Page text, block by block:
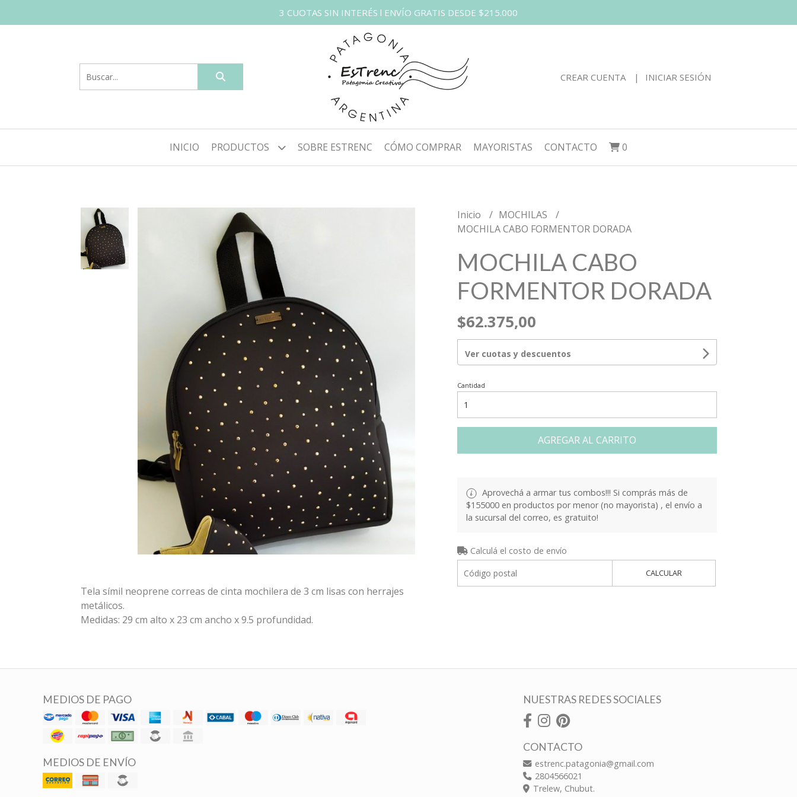
3 CUOTAS SIN INTERÉS l ENVÍO GRATIS DESDE $215.000
CREAR CUENTA INICIAR SESIÓN
INICIO PRODUCTOS SOBRE ESTRENC CÓMO COMPRAR MAYORISTAS CONTACTO 0
Tela símil neoprene correas de cinta mochilera de 3 cm lisas con herrajes
metálicos.
Medidas: 29 cm alto x 23 cm ancho x 9.5 profundidad.
Inicio
MOCHILAS
MOCHILA CABO FORMENTOR DORADA
MOCHILA CABO
FORMENTOR DORADA
$62.375,00
Ver cuotas y descuentos
Cantidad
AGREGAR AL CARRITO
Aprovechá a armar tus combos!!! Si comprás más de
$155000 en productos por menor (no mayorista) , el envío a
la sucursal del correo, es gratuito!
Calculá el costo de envío
CALCULAR
MEDIOS DE PAGO
MEDIOS DE ENVÍO
NUESTRAS REDES SOCIALES
CONTACTO
estrenc.patagonia@gmail.com
2804566021
Trelew, Chubut.